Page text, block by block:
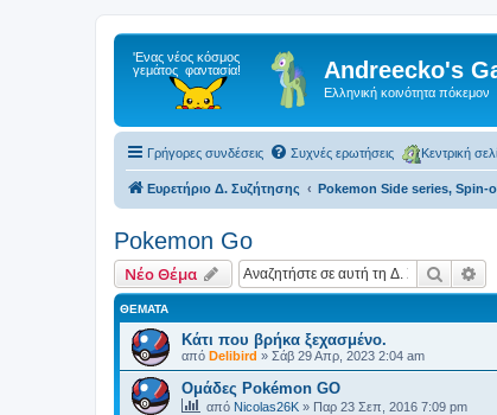
Andreecko's
Ελληνική κοινότητα πόκεμον
Γρήγορες συνδέσεις Συχνές ερωτήσεις Κεντρική
Ευρετήριο Δ. Συζήτησης Pokemon Side series, Spin-
Pokemon Go
Νέο Θέμα
ΘΈΜΑΤΑ
Κάτι που βρήκα ξεχασμένο.
από Delibird » Σάβ 29 Απρ, 2023 2:04 am
Ομάδες Pokémon GO
από Nicolas26K » Παρ 23 Σεπ, 2016 7:09 pm